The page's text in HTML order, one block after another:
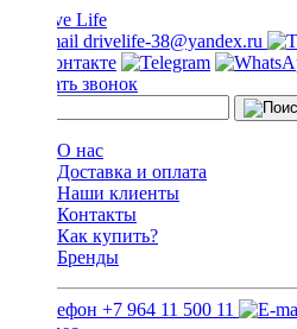
drivelife-38@yandex.ru
Заказать звонок
О нас
Доставка и оплата
Наши клиенты
Контакты
Как купить?
Бренды
+7 964 11 500 11